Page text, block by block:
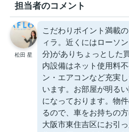
担当者のコメント
松田 星
こだわりポイント満載
ィラ。近くにはローソ
分)がありちょっとした
内設備はネット使用料
ン・エアコンなど充実
います。お部屋が明る
になっております。物
るので、車をお持ちの
大阪市東住吉区にお引